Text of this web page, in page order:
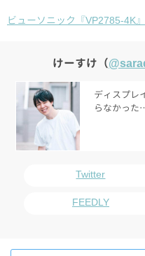
ビューソニック『VP2785-4K
けーすけ（
ディスプレ
らなかった
Twitter
FEEDLY